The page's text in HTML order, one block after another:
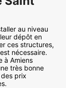
au niveau
dépôt en
ces structures,
nécessaire.
à Amiens
très bonne
prix